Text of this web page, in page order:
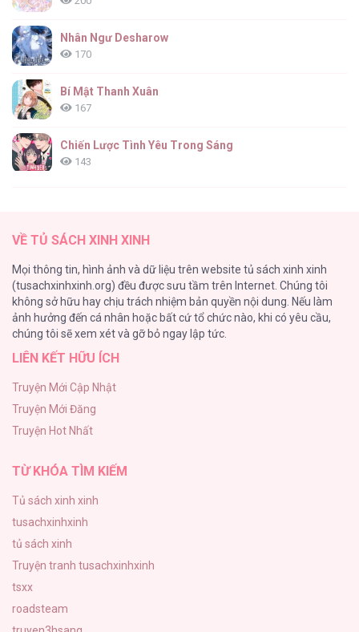
Nhân Ngư Desharow
170
Bí Mật Thanh Xuân
167
Chiến Lược Tình Yêu Trong Sáng
143
128
Bỏ Quách Chồng Con Đi, Tiền Bạc Mới Là Tất Cả
123
Tình yêu và danh vọng
Tùy Tâm Tùy Ý
105
VỀ TỦ SÁCH XINH XINH
Mọi thông tin, hình ảnh và dữ liệu trên website tủ sách xinh xinh
(tusachxinhxinh.org) đều được sưu tầm trên Internet. Chúng tôi
không sở hữu hay chịu trách nhiệm bản quyền nội dung. Nếu làm
ảnh hưởng đến cá nhân hoặc bất cứ tổ chức nào, khi có yêu cầu,
chúng tôi sẽ xem xét và gỡ bỏ ngay lập tức.
LIÊN KẾT HỮU ÍCH
Truyện Mới Cập Nhật
Truyện Mới Đăng
Truyện Hot Nhất
TỪ KHÓA TÌM KIẾM
Tủ sách xinh xinh
tusachxinhxinh
tủ sách xinh
Truyện tranh tusachxinhxinh
tsxx
roadsteam